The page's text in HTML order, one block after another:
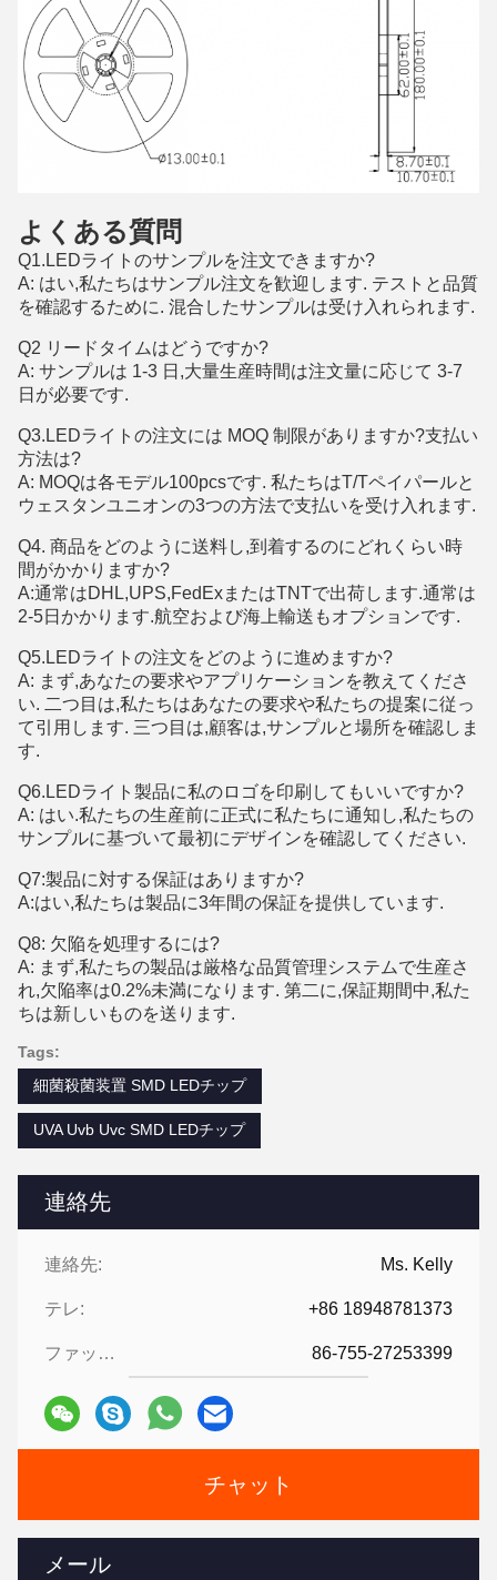
連絡先
連絡先: Ms. Kelly
テレ: +86 18948781373
ファックス: 86-755-27253399
チャット
メール
よくある質問
Q1.LEDライトのサンプルを注文できますか?
A: はい,私たちはサンプル注文を歓迎します. テストと品質
を確認するために. 混合したサンプルは受け入れられます.
Q2 リードタイムはどうですか?
A: サンプルは 1-3 日,大量生産時間は注文量に応じて 3-7
日が必要です.
Q3.LEDライトの注文には MOQ 制限がありますか?支払い
方法は?
A: MOQは各モデル100pcsです. 私たちはT/Tペイパールと
ウェスタンユニオンの3つの方法で支払いを受け入れます.
Q4. 商品をどのように送料し,到着するのにどれくらい時
間がかかりますか?
A:通常はDHL,UPS,FedExまたはTNTで出荷します.通常は
2-5日かかります.航空および海上輸送もオプションです.
Q5.LEDライトの注文をどのように進めますか?
A: まず,あなたの要求やアプリケーションを教えてくださ
い. 二つ目は,私たちはあなたの要求や私たちの提案に従っ
て引用します. 三つ目は,顧客は,サンプルと場所を確認しま
す.
Q6.LEDライト製品に私のロゴを印刷してもいいですか?
A: はい.私たちの生産前に正式に私たちに通知し,私たちの
サンプルに基づいて最初にデザインを確認してください.
Q7:製品に対する保証はありますか?
A:はい,私たちは製品に3年間の保証を提供しています.
Q8: 欠陥を処理するには?
A: まず,私たちの製品は厳格な品質管理システムで生産さ
れ,欠陥率は0.2%未満になります. 第二に,保証期間中,私た
ちは新しいものを送ります.
Tags:
細菌殺菌装置 SMD LEDチップ
UVA Uvb Uvc SMD LEDチップ